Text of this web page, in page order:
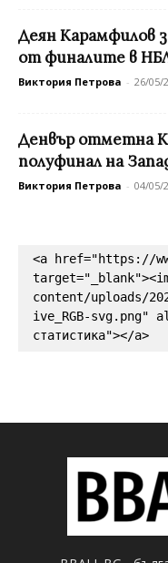
Деян Карамфилов
от финалите в
Виктория Петрова - 26/05/
Денвър отметна
полуфинал на
Виктория Петрова - 04/05/
<a href="https://
content/uploads/
ive_RGB-svg.png"
статистика"></a>